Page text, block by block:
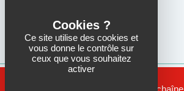
En lire plus
Consultez notre chaîne
Ce site utilise des cookies et
vous donne le contrôle sur
ceux que vous souhaitez
activer